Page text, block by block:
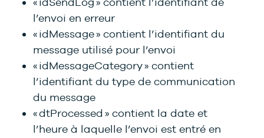
l’envoi en erreur
« idMessage » contient l’identifiant du
message utilisé pour l’envoi
« idMessageCategory » contient
l’identifiant du type de communication
du message
« dtProcessed » contient la date et
l’heure à laquelle l’envoi est entré en